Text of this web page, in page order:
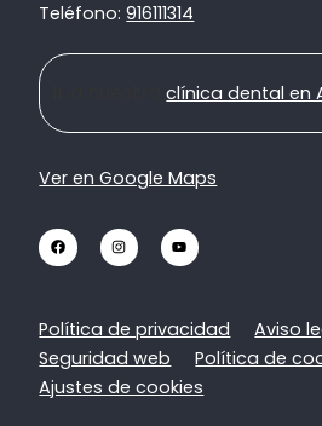
Teléfono:916111314
Ir a nuestraclínica dental en
Ver en Google Maps
Política de privacidad
Aviso
Seguridad web
Política de
Ajustes de cookies